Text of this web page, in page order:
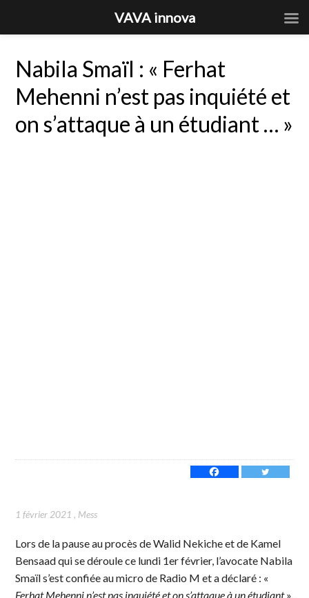
Nabila Smaïl : « Ferhat
Mehenni n’est pas inquiété et
on s’attaque à un étudiant … »
1 février 2021 , Mess
Lors de la pause au procès de Walid Nekiche et de Kamel
Bensaad qui se déroule ce lundi 1er février, l’avocate Nabila
Smaïl s’est confiée au micro de Radio M et a déclaré : «
Ferhat Mehenni n’est pas inquiété et on s’attaque à un étudiant».
VAVA innova